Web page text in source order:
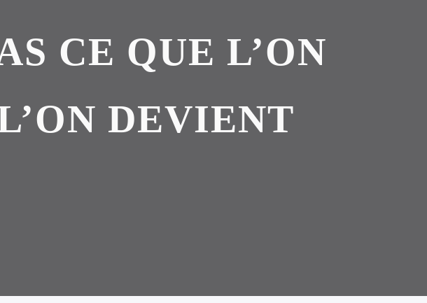
CE QUE L’ON
DEVIENT